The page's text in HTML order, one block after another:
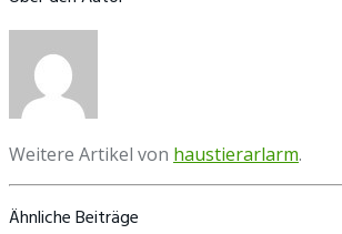
Weitere Artikel von haustierarlarm.
Ähnliche Beiträge